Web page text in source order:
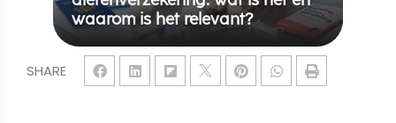
SHARE
waarom is het relevant?